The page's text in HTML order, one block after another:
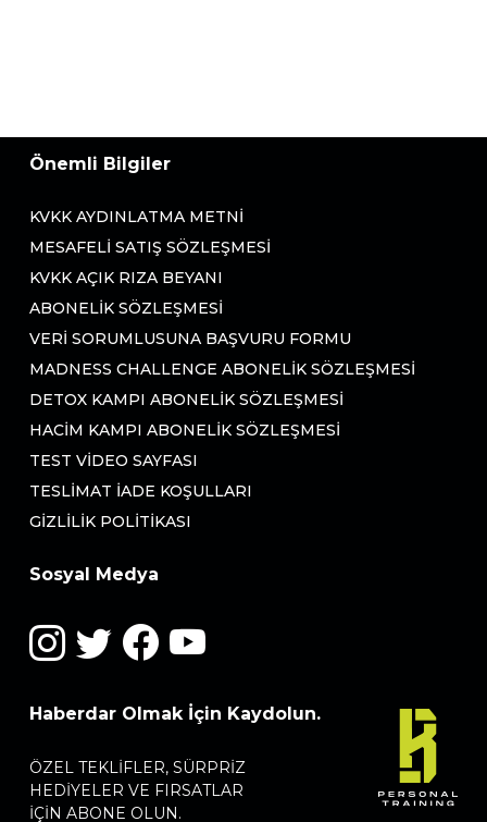
Önemli Bilgiler
KVKK AYDINLATMA METNI
MESAFELI SATIŞ SÖZLEŞMESI
KVKK AÇIK RIZA BEYANI
ABONELIK SÖZLEŞMESI
VERI SORUMLUSUNA BAŞVURU FORMU
MADNESS CHALLENGE ABONELIK SÖZLEŞMESI
DETOX KAMPI ABONELIK SÖZLEŞMESI
HACIM KAMPI ABONELIK SÖZLEŞMESI
TEST VIDEO SAYFASI
TESLIMAT İADE KOŞULLARI
GIZLILIK POLITIKASI
Sosyal Medya
Haberdar Olmak İçin Kaydolun.
ÖZEL TEKLIFLER, SÜRPRIZ
HEDIYELER VE FIRSATLAR
IÇIN ABONE OLUN.